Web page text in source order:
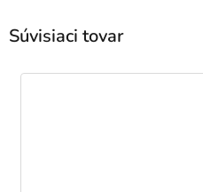
Súvisiaci tovar